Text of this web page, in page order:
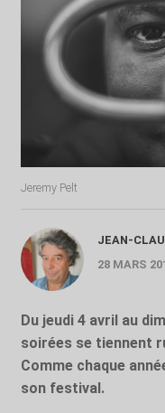
Jeremy Pelt
JEAN-
28 MARS
Du jeudi 4 avril au
soirées se tiennent
Comme chaque
son festival.